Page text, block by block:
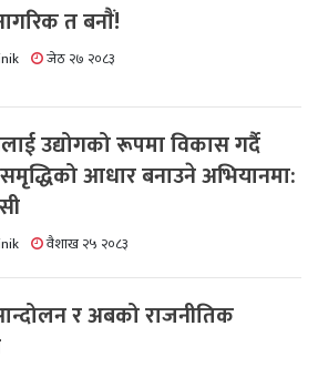
त बनाैं!
जेठ २७ २०८३
उद्योगको रूपमा विकास गर्दै
आधार बनाउने अभियानमा:
वैशाख २५ २०८३
र अबको राजनीतिक